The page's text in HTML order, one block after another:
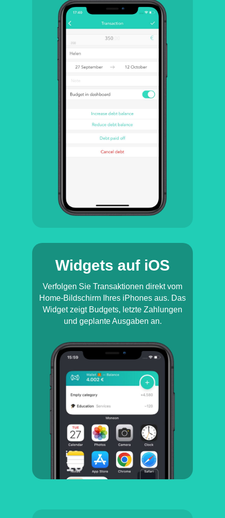
Verfolgen Sie Transaktionen direkt vom
Home-Bildschirm Ihres iPhones aus. Das
Widget zeigt Budgets, letzte Zahlungen
und geplante Ausgaben an.
Widgets auf iOS